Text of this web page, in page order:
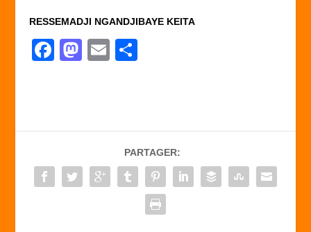
RESSEMADJI NGANDJIBAYE KEITA
F
b
o
o
M
d
o
n
E
er
PARTAGER: